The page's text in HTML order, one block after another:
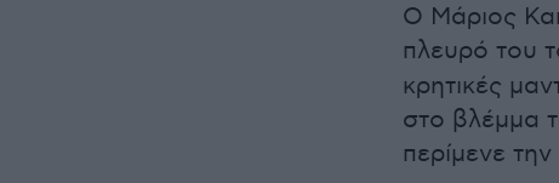
Ο Μάριος
πλευρό του
κρητικές
στο βλέμμα
περίμενε